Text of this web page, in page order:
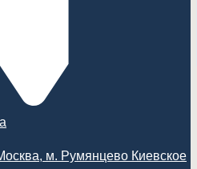
м. Румянцево Киевское